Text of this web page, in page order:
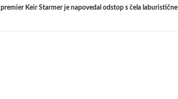
Keir Starmer je napovedal odstop s čela laburistične